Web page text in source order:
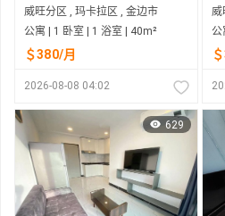
威旺分区 , 玛卡拉区 , 金边市
公寓 | 1 卧室 | 1 浴室 | 40m²
＄380/月
2026-08-08 04:02
威
公
629